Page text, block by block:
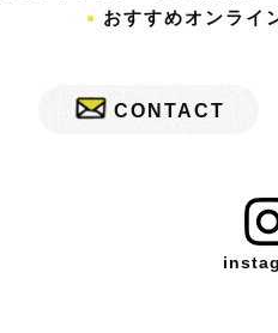
おすすめオンライ
CONTACT